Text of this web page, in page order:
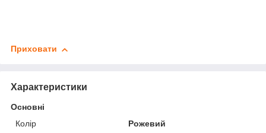
Приховати
Характеристики
Основні
Колір
Рожевий